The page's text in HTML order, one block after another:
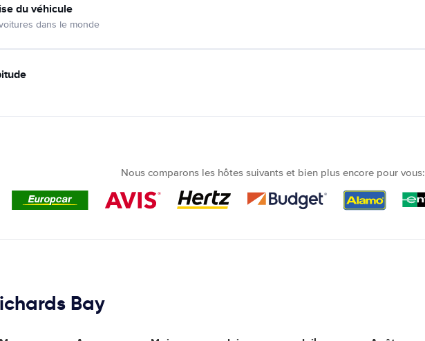
du véhicule
dans le monde
Nous comparons les hôtes suivants et bien plus encore pour vous:
Bay